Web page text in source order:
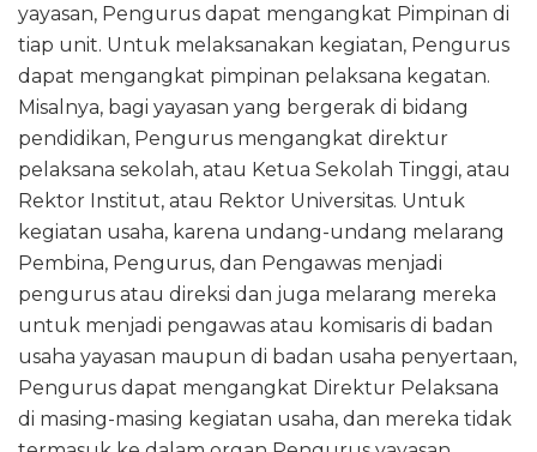
yayasan, Pengurus dapat mengangkat Pimpinan di
tiap unit. Untuk melaksanakan kegiatan, Pengurus
dapat mengangkat pimpinan pelaksana kegatan.
Misalnya, bagi yayasan yang bergerak di bidang
pendidikan, Pengurus mengangkat direktur
pelaksana sekolah, atau Ketua Sekolah Tinggi, atau
Rektor Institut, atau Rektor Universitas. Untuk
kegiatan usaha, karena undang-undang melarang
Pembina, Pengurus, dan Pengawas menjadi
pengurus atau direksi dan juga melarang mereka
untuk menjadi pengawas atau komisaris di badan
usaha yayasan maupun di badan usaha penyertaan,
Pengurus dapat mengangkat Direktur Pelaksana
di masing-masing kegiatan usaha, dan mereka tidak